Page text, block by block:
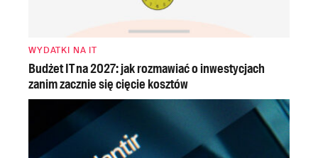
WYDATKI NA IT
Budżet IT na 2027: jak rozmawiać o inwestycjach
zanim zacznie się cięcie kosztów